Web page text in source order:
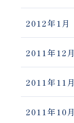
2012年1月
2011年12月
2011年11月
2011年10月